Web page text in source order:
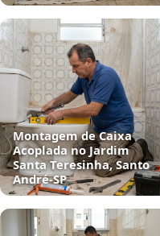
Montagem de Caixa
Acoplada no Jardim
Santa Teresinha, Santo
André‑SP